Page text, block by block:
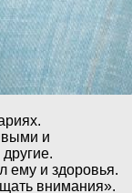
и
ему и здоровья.
внимания».